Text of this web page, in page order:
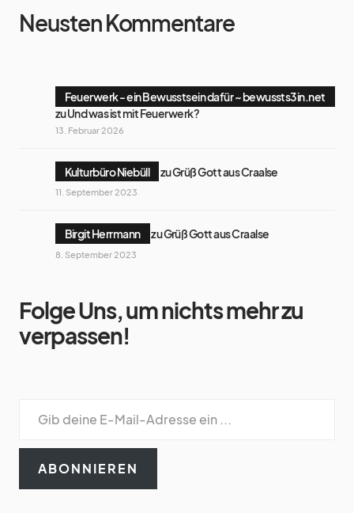
Neusten Kommentare
Feuerwerk - ein Bewusstsein dafür ~ bewussts3in.net
zuUnd was ist mit Feuerwerk?
13. Februar 2026
Kulturbüro Niebüll zuGrüß Gott aus Craalse
11. September 2023
Birgit Herrmann zuGrüß Gott aus Craalse
8. September 2023
Folge Uns, um nichts mehr zu
verpassen!
ABONNIEREN